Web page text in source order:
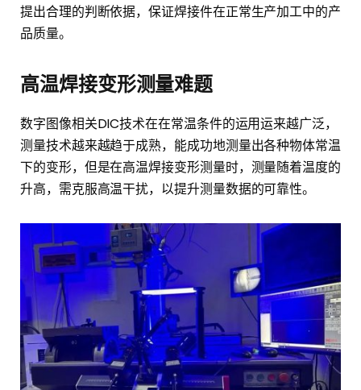
提出合理的判断依据，保证焊接件在正常生产加工中的产
品质量。
高温焊接变形测量难题
数字图像相关DIC技术在在常温条件的运用运来越广泛，
测量技术越来越趋于成熟，能成功地测量出各种物体常温
下的变形，但是在高温焊接变形测量时，测量随着温度的
升高，需克服高温干扰，以提升测量数据的可靠性。